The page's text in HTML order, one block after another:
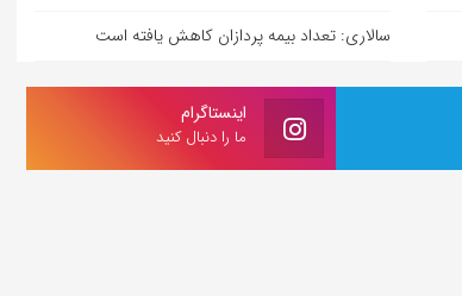
سالاری: تعداد بیمه پردازان کاهش یافته است
اینستاگرام
ما را دنبال کنید